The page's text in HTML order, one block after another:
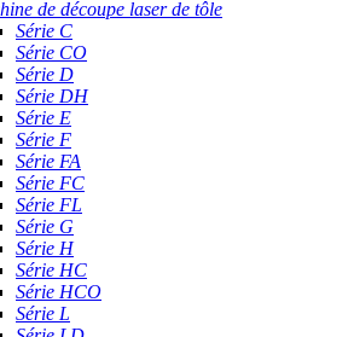
de découpe laser de tôle
Série C
Série CO
Série D
Série DH
Série E
Série F
Série FA
Série FC
Série FL
Série G
Série H
Série HC
Série HCO
Série L